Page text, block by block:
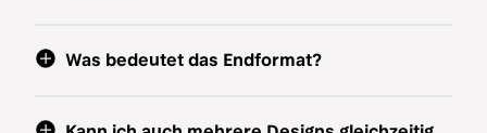
Was bedeutet das Endformat?